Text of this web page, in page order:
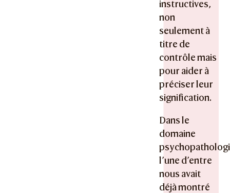
instructives,
non
seulement à
titre de
contrôle mais
pour aider à
préciser leur
signification.
Dans le
domaine
l’une d’entre
nous avait
déjà montré